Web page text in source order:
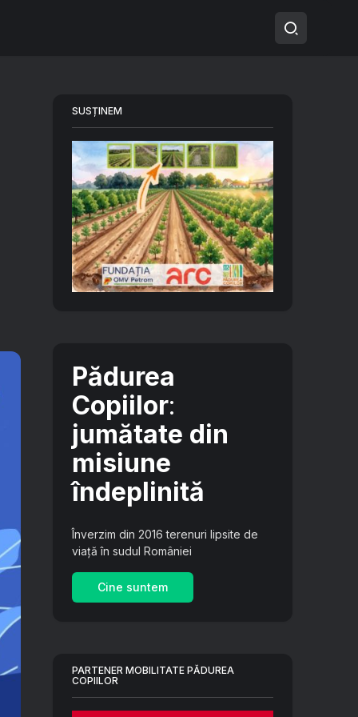
SUSȚINEM
Pădurea
Copiilor:
jumătate din
misiune
îndeplinită
Înverzim din 2016 terenuri lipsite de
viață în sudul României
Cine suntem
PARTENER MOBILITATE PĂDUREA
COPIILOR